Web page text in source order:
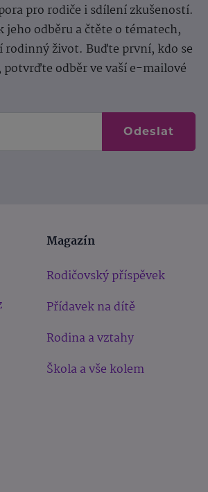
pro rodiče i sdílení zkušeností.
jeho odběru a čtěte o tématech,
život. Buďte první, kdo se
odběr ve vaší e-mailové
Odeslat
Magazín
Rodičovský příspěvek
Přídavek na dítě
Rodina a vztahy
Škola a vše kolem